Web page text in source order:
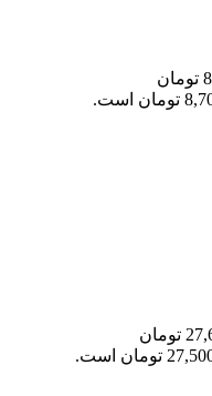
قیمت اصلی 8,750,000 تومان
قیمت اصلی 27,600,000 تومان